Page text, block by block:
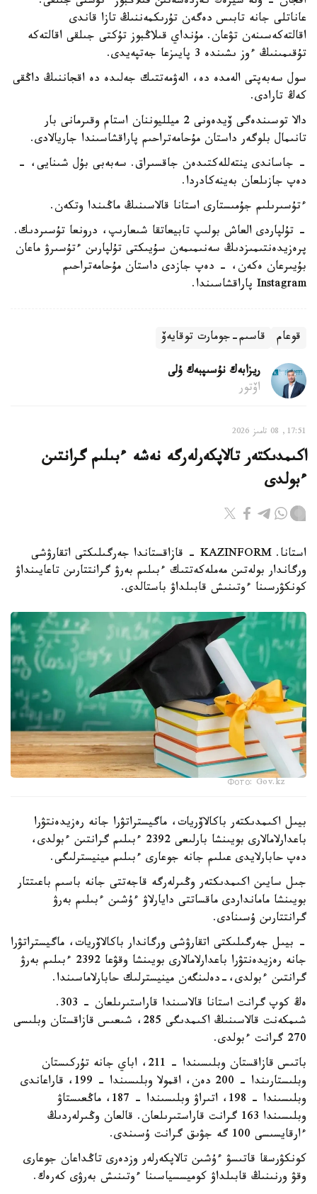
عاناتلى جانە تابىس دەگەن تۇرىكمەننىڭ تازا قاندى
اقالتەكەسىنەن تۋعان. مۇنداي قىلاڭبوز تۇكتى جىلقى اقالتەكە
تۇقىمىنىڭ ءوز ىشىندە 3 پايىزعا جەتپەيدى.
سول سەبەپتى الەمدە دە، الەۋمەتتىك جەلىدە دە اقجاننىڭ داڭقى
كەڭ تارادى.
دالا توسىندەگى ۆيدەونى 2 ميلليوننان استام وقىرمانى بار
تانىمال بلوگەر داستان مۇحامەتراحىم پاراقشاسىندا جاريالادى.
- جاساندى ينتەللەكتىدەن جاقسىراق. سەبەبى بۇل شىنايى، -
دەپ جازىلعان بەينەكادردا.
ءتۇسىرىلىم جۇمىستارى استانا قالاسىنىڭ ماڭىندا وتكەن.
- تۇلپاردى العاش بولىپ تابيعاتقا شىعارىپ، درونعا تۇسىردىك.
پرەزيدەنتىمىزدىڭ سەنىمىمەن سۇيىكتى تۇلپارىن ءتۇسىرۋ ماعان
بۇيىرعان ەكەن، - دەپ جازدى داستان مۇحامەتراحىم
Instagram پاراقشاسىندا.
قوعام قاسىم-جومارت توقايەۆ
ريزابەك نۇسىپبەك ۇلى
اۆتور
17:51, 08 تامىز 2026
اكىمدىكتەر تالاپكەرلەرگە نەشە ءبىلىم گرانتىن
ءبولدى
استانا. KAZINFORM - قازاقستاندا جەرگىلىكتى اتقارۋشى
ورگاندار بولەتىن مەملەكەتتىك ءبىلىم بەرۋ گرانتتارىن تاعايىنداۋ
كونكۋرسىنا ءوتىنىش قابىلداۋ باستالدى.
Фото: Gov.kz
بيىل اكىمدىكتەر باكالاۆريات، ماگيستراتۋرا جانە رەزيدەنتۋرا
باعدارلامالارى بويىنشا بارلىعى 2392 ءبىلىم گرانتىن ءبولدى،
دەپ حابارلايدى عىلىم جانە جوعارى ءبىلىم مينيسترلىگى.
جىل سايىن اكىمدىكتەر وڭىرلەرگە قاجەتتى جانە باسىم باعىتتار
بويىنشا مامانداردى ماقساتتى دايارلاۋ ءۇشىن ءبىلىم بەرۋ
گرانتتارىن ۇسىنادى.
- بيىل جەرگىلىكتى اتقارۋشى ورگاندار باكالاۆريات، ماگيستراتۋرا
جانە رەزيدەنتۋرا باعدارلامالارى بويىنشا وقۋعا 2392 ءبىلىم بەرۋ
گرانتىن ءبولدى،-دەلىنگەن مينيسترلىك حابارلاماسىندا.
ەڭ كوپ گرانت استانا قالاسىندا قاراستىرىلعان - 303.
شىمكەنت قالاسىنىڭ اكىمدىگى 285، شىعىس قازاقستان وبلىسى
270 گرانت ءبولدى.
باتىس قازاقستان وبلىسىندا – 211، اباي جانە تۇركىستان
وبلىستارىندا – 200 دەن، اقمولا وبلىسىندا – 199، قاراعاندى
وبلىسىندا – 198، اتىراۋ وبلىسىندا – 187، ماڭعىستاۋ
وبلىسىندا 163 گرانت قاراستىرىلعان. قالعان وڭىرلەردىڭ
ءارقايسىسى 100 گە جۋىق گرانت ۇسىندى.
كونكۋرسقا قاتىسۋ ءۇشىن تالاپكەرلەر وزدەرى تاڭداعان جوعارى
وقۋ ورنىنىڭ قابىلداۋ كوميسسياسىنا ءوتىنىش بەرۋى كەرەك.